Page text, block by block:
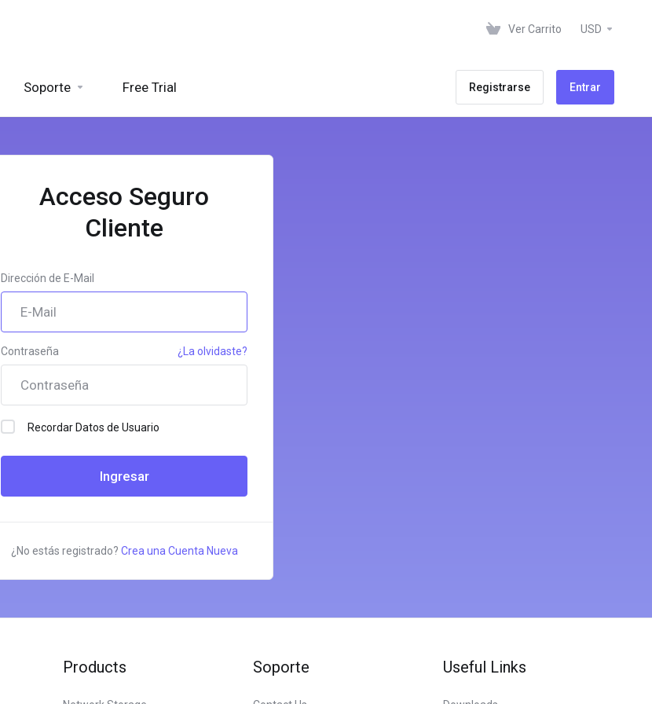
Ver Carrito USD
Soporte Free Trial Registrarse Entrar
Acceso Seguro
Cliente
Dirección de E-Mail
Contraseña ¿La olvidaste?
Recordar Datos de Usuario
¿No estás registrado? Crea una Cuenta Nueva
Products Soporte Useful Links